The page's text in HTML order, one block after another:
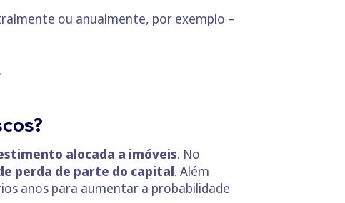
ou anualmente, por exemplo –
alocada a imóveis. No
perda de parte do capital. Além
anos para aumentar a probabilidade